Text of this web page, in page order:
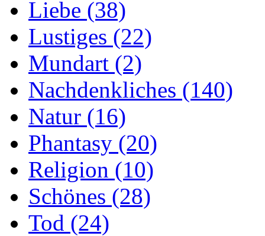
Liebe (38)
Lustiges (22)
Mundart (2)
Nachdenkliches (140)
Natur (16)
Phantasy (20)
Religion (10)
Schönes (28)
Tod (24)